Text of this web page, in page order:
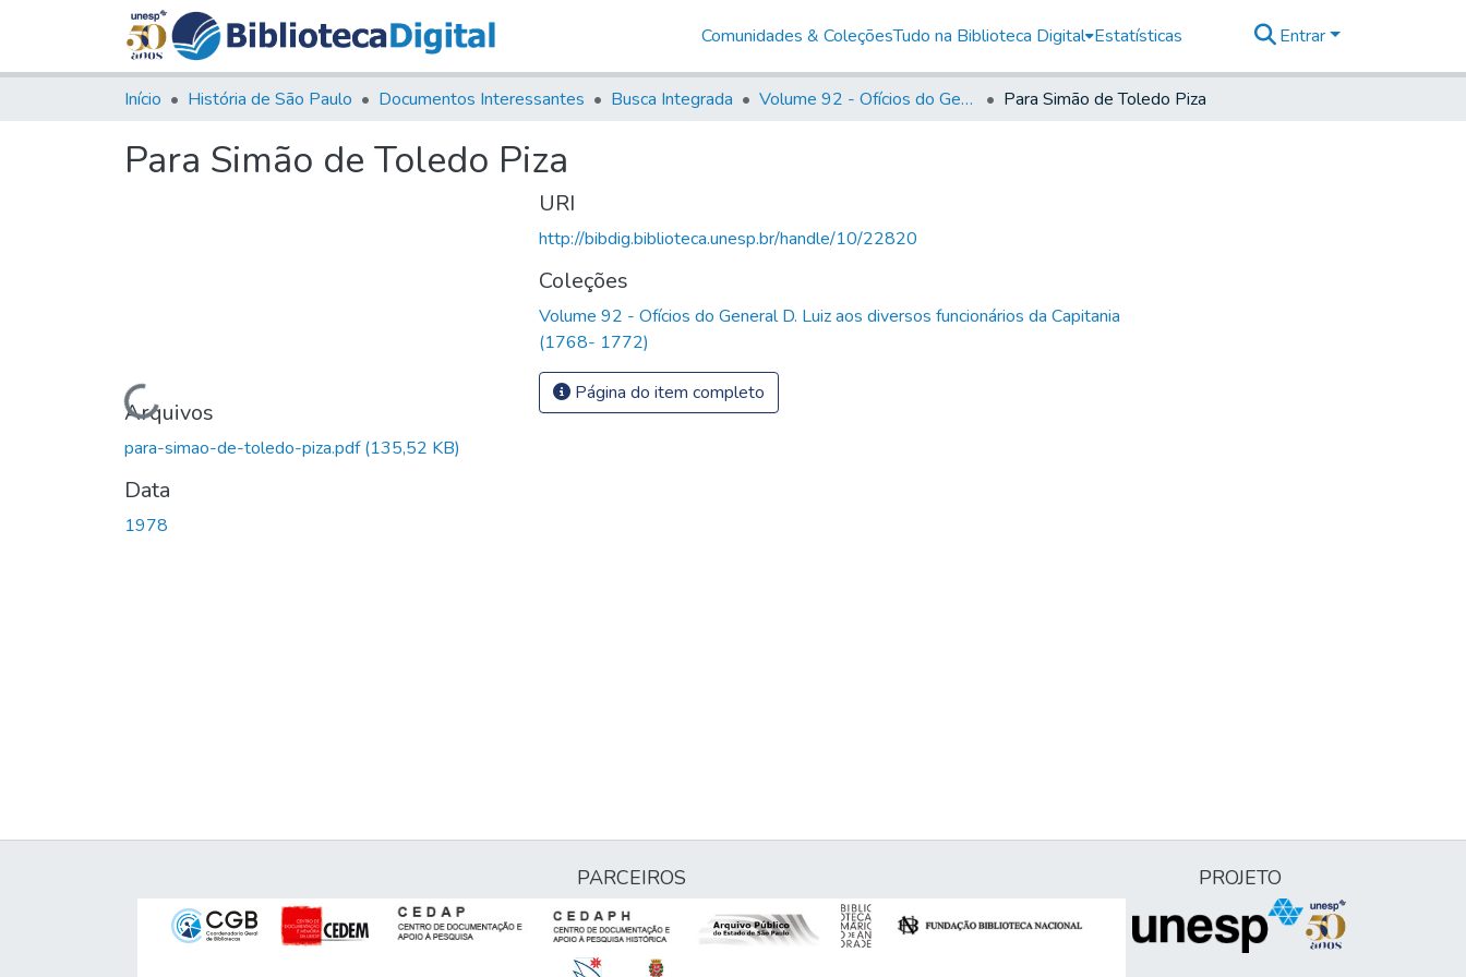
Comunidades & ColeçõesTudo na Biblioteca Digital Estatísticas Entrar
Início História de São Paulo Documentos Interessantes Busca Integrada Volume 92 - Ofícios do General D. Luiz aos diversos funcionários da Capitania (1768- 1772) Para Simão de Toledo Piza
Para Simão de Toledo Piza
Carregando...
Arquivos
para-simao-de-toledo-piza.pdf(135,52 KB)
Data
1978
URI
http://bibdig.biblioteca.unesp.br/handle/10/22820
Coleções
Volume 92 - Ofícios do General D. Luiz aos diversos funcionários da Capitania
(1768- 1772)
Página do item completo
PARCEIROS PROJETO